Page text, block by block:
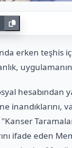
erken teşhis
hesabından
inandıklarını,
ifade eden